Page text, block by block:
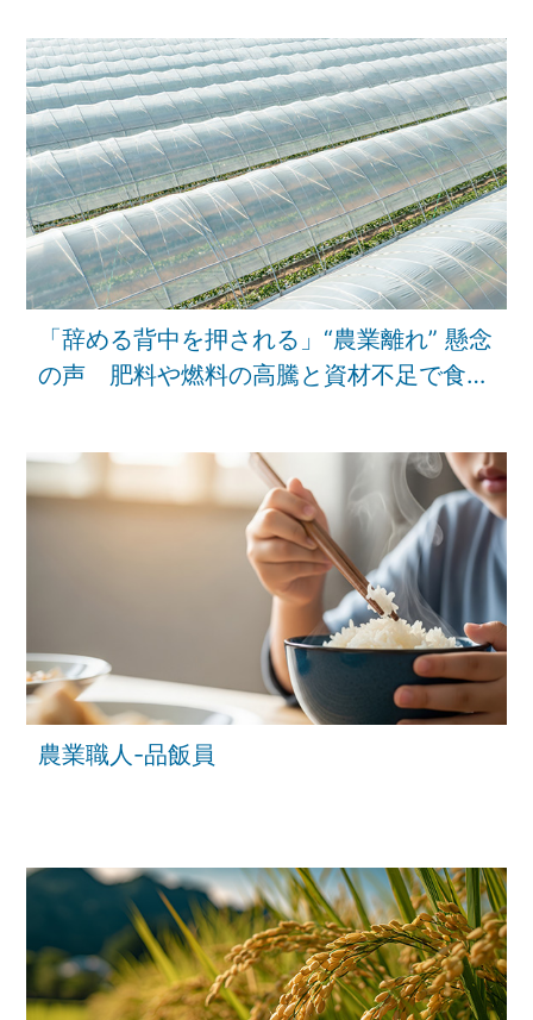
「辞める背中を押される」“農業離れ” 懸念
の声 肥料や燃料の高騰と資材不足で食を
集】｜TBS NEWS DIG
農業職人-品飯員